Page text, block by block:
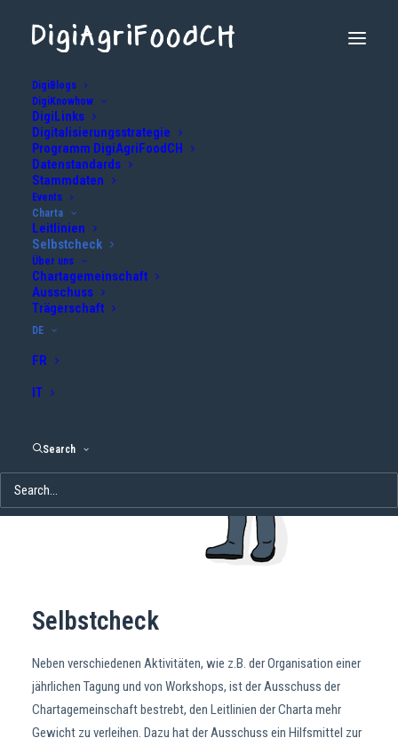
DigiBlogs
DigiKnowhow
DigiLinks
Digitalisierungsstrategie
Programm DigiAgriFoodCH
Datenstandards
Stammdaten
Events
Charta
Leitlinien
Selbstcheck
Über uns
Chartagemeinschaft
Ausschuss
Trägerschaft
DE
FR
IT
Search
Selbstcheck
Selbstcheck
Neben verschiedenen Aktivitäten, wie z.B. der Organisation einer
jährlichen Tagung und von Workshops, ist der Ausschuss der
Chartagemeinschaft bestrebt, den Leitlinien der Charta mehr
Gewicht zu verleihen. Dazu hat der Ausschuss ein Hilfsmittel zur